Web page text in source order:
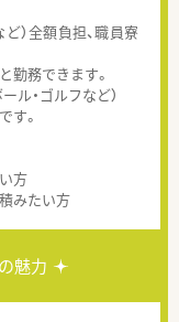
）全額負担、職員寮
務できます。
ル・ゴルフなど）
す。
方
みたい方
魅力